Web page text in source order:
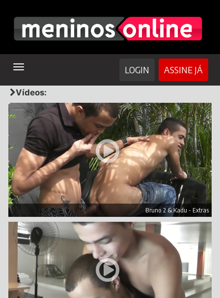
TOGGLE
ASSINE JÁ
LOGIN
Vídeos:
Bruno 2 & Kadu - Extras